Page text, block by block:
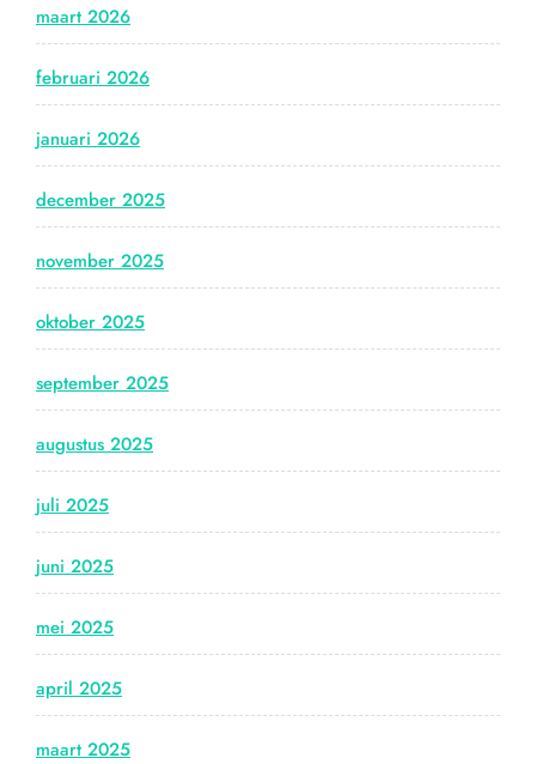
maart 2026
februari 2026
januari 2026
december 2025
november 2025
oktober 2025
september 2025
augustus 2025
juli 2025
juni 2025
mei 2025
april 2025
maart 2025